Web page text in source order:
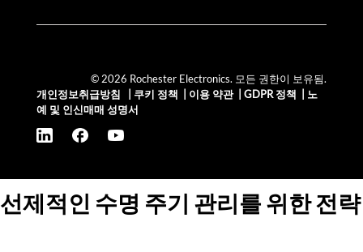
© 2026 Rochester Electronics. 모든 권한이 보유됨.
개인정보취급방침
쿠키 정책 이용 약관| GDPR 정책
노
예 및 인신매매 성명서
선제적인 수명 주기 관리를 위한 전략